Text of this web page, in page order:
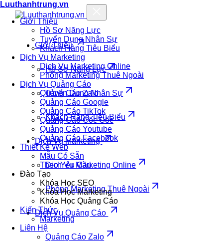
Luuthanhtrung.vn
Giới Thiệu
Hồ Sơ Năng Lực
Tuyển Dụng Nhân Sự
Khách Hàng Tiêu Biểu
Dịch Vụ Marketing
Dịch Vụ Marketing Online
Phòng Marketing Thuê Ngoài
Dịch Vụ Quảng Cáo
Quảng Cáo Zalo
Quảng Cáo Google
Quảng Cáo TikTok
Quảng Cáo Cốc Cốc
Quảng Cáo Youtube
Quảng Cáo Facebook
Thiết Kế Web
Mẫu Có Sẵn
Theo Yêu Cầu
Đào Tạo
Khóa Học SEO
Khóa Học Marketing
Khóa Học Quảng Cáo
Kiến Thức
Marketing
Liên Hệ
Giới Thiệu
Hồ Sơ Năng Lực
Tuyển Dụng Nhân Sự
Khách Hàng Tiêu Biểu
Dịch Vụ Marketing
Dịch Vụ Marketing Online
Phòng Marketing Thuê Ngoài
Dịch Vụ Quảng Cáo
Quảng Cáo Zalo